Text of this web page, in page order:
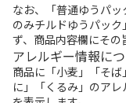
なお、「普通ゆうパ
のみチルドゆうパッ
ず、商品内容欄にその
アレルギー情報に
商品に「小麦」「そ
に」「くるみ」のア